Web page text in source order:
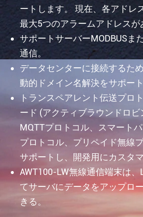
ートします。 現在、各アドレ
最大5つのアラームアドレスが
サポートサーバーMODBUSま
通信。
データセンターに接続するた
動的ドメイン名解決をサポート
トランスペアレント伝送プロ
ード (アクティブラウンドロビ
MQTTプロトコル、スマート
プロトコル、プリペイド無線
サポートし、開発用にカスタ
AWT100-LW無線通信端末は、
てサーバにデータをアップロ
きる。